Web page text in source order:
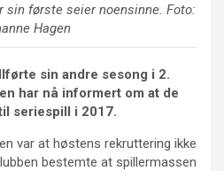
sin første seier noensinne. Foto:
Hagen
sin andre sesong i 2.
har nå informert om at de
seriespill i 2017.
var at høstens rekruttering ikke
bestemte at spillermassen